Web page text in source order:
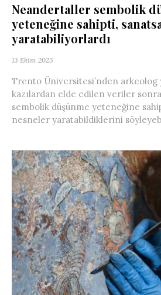
Neandertaller sembolik
yeteneğine sahipti,
yaratabiliyorlardı
13 Ekim 2023
Trento Üniversitesi’nden arkeolog
kazılardan elde edilen veriler
sembolik düşünme yeteneğine
nesneler yaratabildiklerini